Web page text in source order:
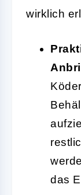
wirklich
das